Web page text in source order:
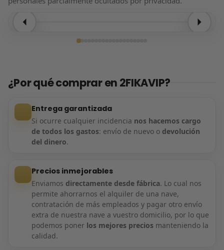
¿Por qué comprar en 2FIKAVIP?
Entrega garantizada
Si ocurre cualquier incidencia nos hacemos cargo
de todos los gastos: envío de nuevo o devolución
del dinero.
Precios inmejorables
Enviamos directamente desde fábrica. Lo cual nos
permite ahorrarnos el alquiler de una nave,
contratación de más empleados y pagar otro envío
extra de nuestra nave a vuestro domicilio, por lo que
podemos poner los mejores precios manteniendo la
calidad.